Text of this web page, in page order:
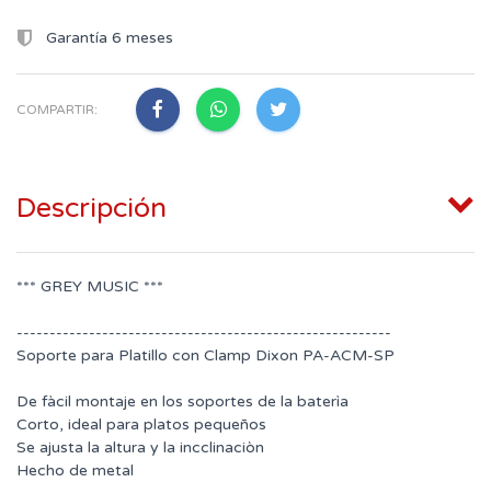
Garantía 6 meses
COMPARTIR:
Descripción
*** GREY MUSIC ***
---------------------------------------------------------
Soporte para Platillo con Clamp Dixon PA-ACM-SP
De fàcil montaje en los soportes de la baterìa
Corto, ideal para platos pequeños
Se ajusta la altura y la incclinaciòn
Hecho de metal